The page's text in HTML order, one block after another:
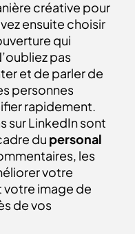
créative pour
ensuite choisir
qui
pas
et de parler de
personnes
rapidement.
sur LinkedIn sont
du personal
les
votre
image de
de vos